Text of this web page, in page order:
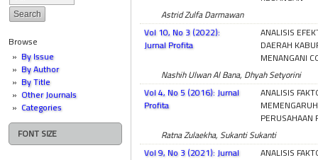
Browse
By Issue
By Author
By Title
Other Journals
Categories
FONT SIZE
Astrid Zulfa Darmawan
Vol 10, No 3 (2022):
Jurnal Profita
ANALISIS
DAERAH
MENANGANI
Nashih Ulwan Al Bana, Dhyah Setyorini
Vol 4, No 5 (2016): Jurnal
Profita
ANALISIS
PERUSAHAAN
Ratna Zulaekha, Sukanti Sukanti
Vol 9, No 3 (2021): Jurnal
ANALISIS